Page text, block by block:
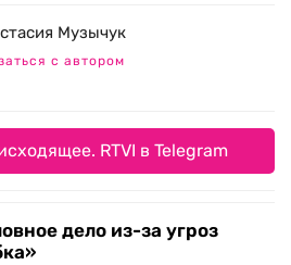
Музычук
с автором
RTVI в Telegram
дело из-за угроз